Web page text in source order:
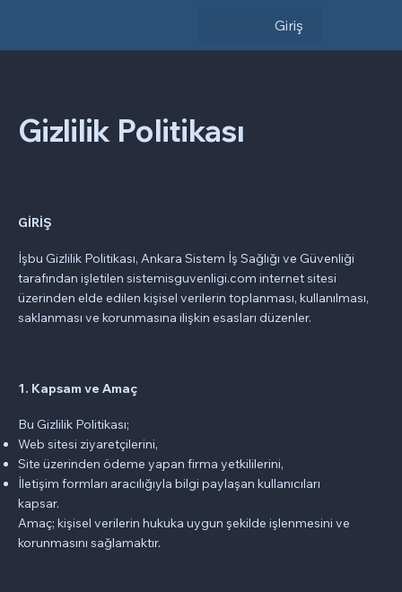
Giriş
Gizlilik Politikası
GİRİŞ
İşbu Gizlilik Politikası, Ankara Sistem İş Sağlığı ve Güvenliği
tarafından işletilen sistemisguvenligi.com internet sitesi
üzerinden elde edilen kişisel verilerin toplanması, kullanılması,
saklanması ve korunmasına ilişkin esasları düzenler.
1. Kapsam ve Amaç
Bu Gizlilik Politikası;
Web sitesi ziyaretçilerini,
Site üzerinden ödeme yapan firma yetkililerini,
İletişim formları aracılığıyla bilgi paylaşan kullanıcıları
kapsar.
Amaç; kişisel verilerin hukuka uygun şekilde işlenmesini ve
korunmasını sağlamaktır.